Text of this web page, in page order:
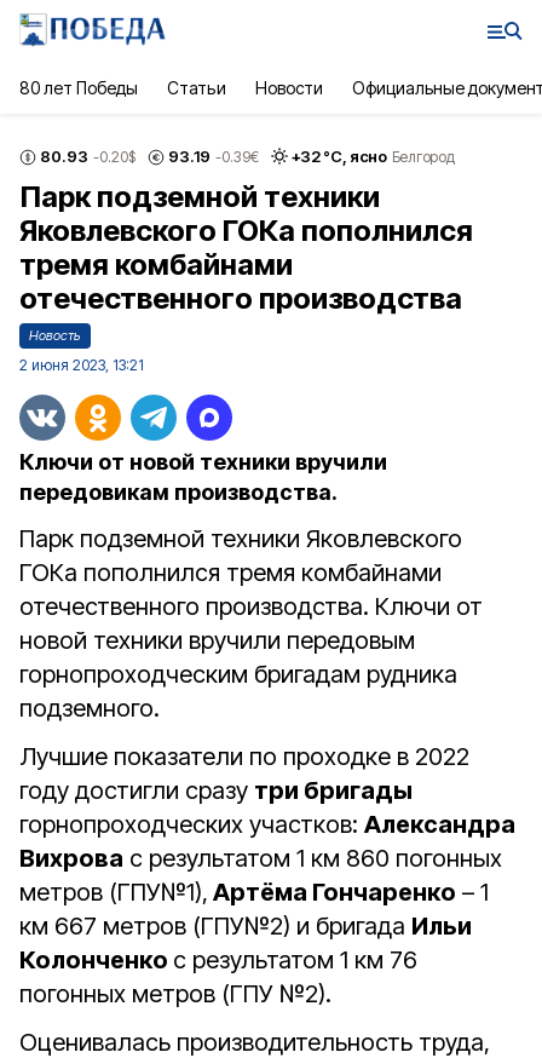
80 лет Победы Статьи Новости Официальные
80.93 -0.20$ 93.19 -0.39€ +32°С, ясно Белгород
Парк подземной техники
Яковлевского ГОКа пополнился
тремя комбайнами
отечественного производства
Новость
2 июня 2023, 13:21
Ключи от новой техники вручили
передовикам производства.
Парк подземной техники Яковлевского
ГОКа пополнился тремя комбайнами
отечественного производства. Ключи от
новой техники вручили передовым
горнопроходческим бригадам рудника
подземного.
Лучшие показатели по проходке в 2022
году достигли сразу три бригады
горнопроходческих участков: Александра
Вихрова с результатом 1 км 860 погонных
метров (ГПУ№1), Артёма Гончаренко – 1
км 667 метров (ГПУ№2) и бригада Ильи
Колонченко с результатом 1 км 76
погонных метров (ГПУ №2).
Оценивалась производительность труда,